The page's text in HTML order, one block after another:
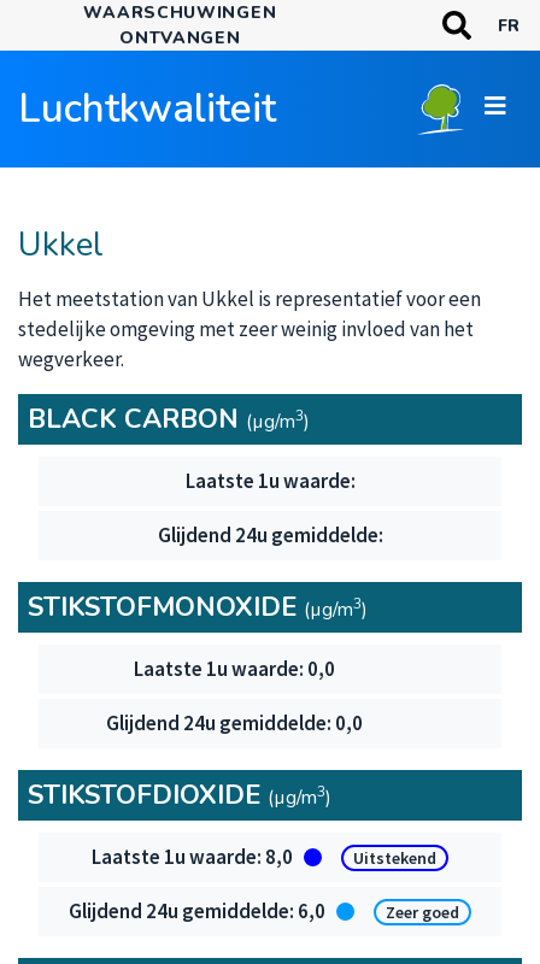
Overslaan
en
de
gaan
WAARSCHUWINGEN
ONTVANGEN
Zoeken
FR
Luchtkwaliteit
Ukkel
Het meetstation van Ukkel is representatief voor een
stedelijke omgeving met zeer weinig invloed van het
wegverkeer.
BLACK CARBON (µg/m3)
STIKSTOFMONOXIDE (µg/m3)
Stikstofmonoxide
0,0
0,0
STIKSTOFDIOXIDE (µg/m3)
Stikstofdioxide
8,0 Uitstekend
6,0 Zeer goed